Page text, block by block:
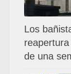
Los
de una